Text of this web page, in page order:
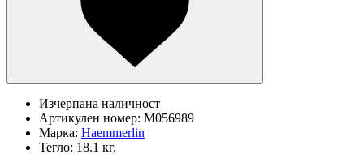
Изчерпана наличност
Артикулен номер: M056989
Марка: Haemmerlin
Тегло: 18.1 кг.